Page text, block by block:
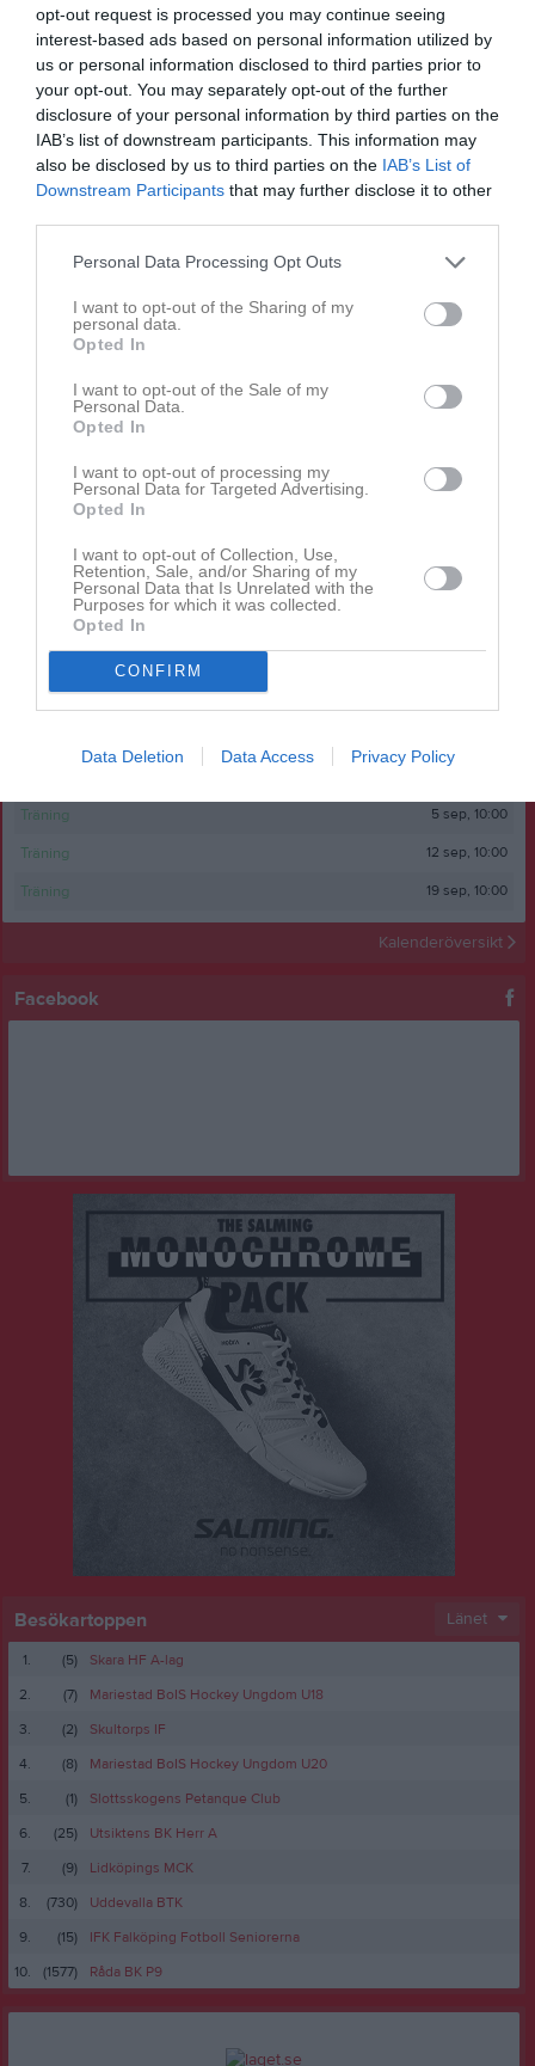
opt-out request is processed you may continue seeing
interest-based ads based on personal information utilized by
us or personal information disclosed to third parties prior to
your opt-out. You may separately opt-out of the further
disclosure of your personal information by third parties on the
IAB’s list of downstream participants. This information may
also be disclosed by us to third parties on the IAB’s List of
Downstream Participants that may further disclose it to other
Personal Data Processing Opt Outs
I want to opt-out of the Sharing of my
personal data.
Opted In
I want to opt-out of the Sale of my
Personal Data.
Opted In
I want to opt-out of processing my
Personal Data for Targeted Advertising.
Opted In
I want to opt-out of Collection, Use,
Retention, Sale, and/or Sharing of my
Personal Data that Is Unrelated with the
Purposes for which it was collected.
Opted In
CONFIRM
Data Deletion Data Access Privacy Policy
Senast uppladdade video
Ingen video uppladdad
Logga in och ladda upp ert första klipp
Senast uppdaterade album
Huvudmapp
På gång Kalender
Träning 5 sep, 10:00
Träning 12 sep, 10:00
Träning 19 sep, 10:00
Kalenderöversikt
Facebook
Besökartoppen Länet
1. (5)
Skara HF A-lag
2.
(7)
Mariestad BoIS Hockey Ungdom U18
3.
(2)
Skultorps IF
4.
(8)
Mariestad BoIS Hockey Ungdom U20
5.
(1)
Slottsskogens Petanque Club
6.
(25)
Utsiktens BK Herr A
7.
(9)
Lidköpings MCK
8.
(730)
Uddevalla BTK
9.
(15)
IFK Falköping Fotboll Seniorerna
10.
(1577) Råda BK P9